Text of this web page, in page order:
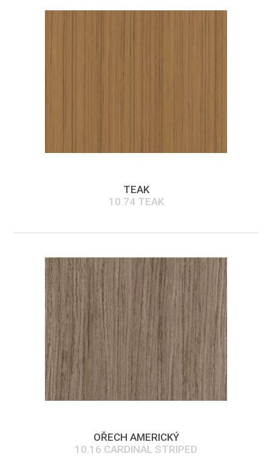
TEAK
10.74 TEAK
OŘECH AMERICKÝ
10.16 CARDINAL STRIPED